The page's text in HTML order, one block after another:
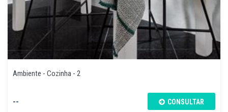
Ambiente - Cozinha - 2
-- CONSULTAR